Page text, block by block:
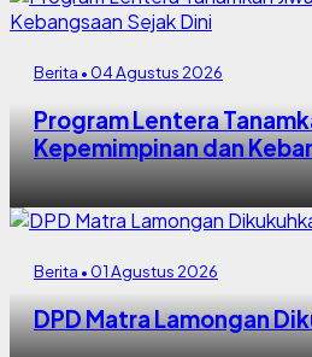
Berita • 04 Agustus 2026
Program Lentera
Kepemimpinan dan
Berita • 01 Agustus 2026
DPD Matra Lamongan